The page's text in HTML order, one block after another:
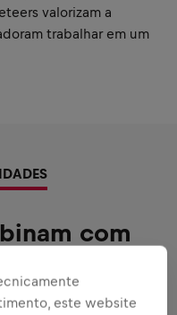
valorizam a
trabalhar em um
com
você assumirá:
este website